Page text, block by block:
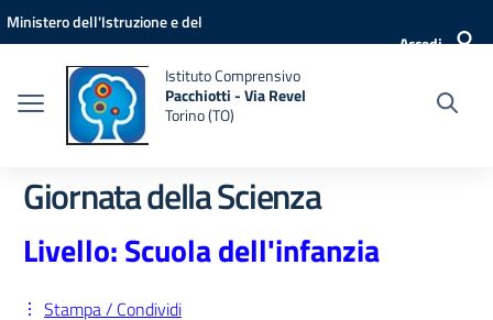
Vai ai contenuti
Vai al menu di navigazione
Vai al footer
Ministero dell'Istruzione e del
Accedi
Istituto Comprensivo
Pacchiotti - Via Revel
Torino (TO)
Giornata della Scienza
Livello: Scuola dell'infanzia
Stampa / Condividi